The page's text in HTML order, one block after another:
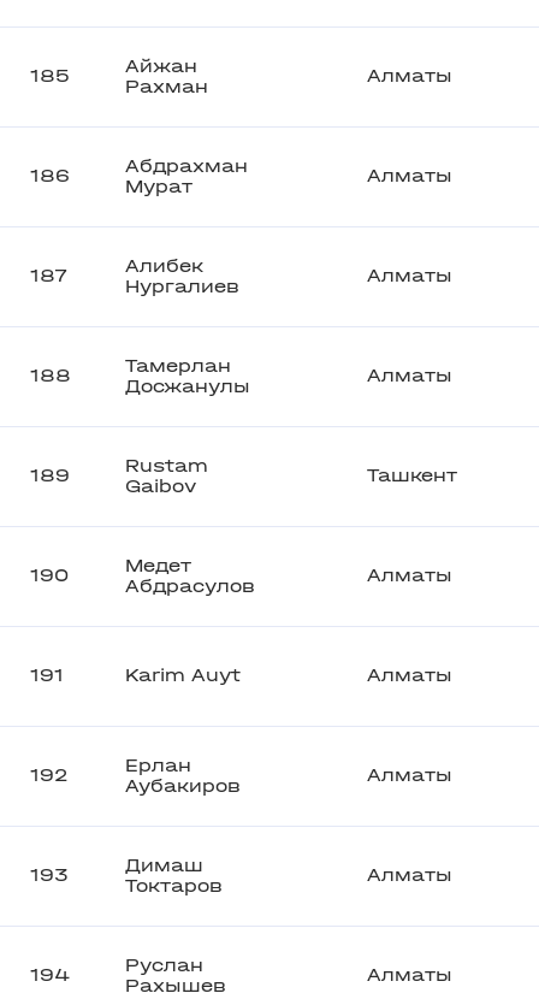
185
Айжан
Рахман
Алматы
186
Абдрахман
Мурат
Алматы
187
Алибек
Нургалиев
Алматы
188
Тамерлан
Досжанулы
Алматы
189
Rustam
Gaibov
Ташкент
190
Медет
Абдрасулов
Алматы
191 Karim Auyt Алматы
192
Ерлан
Аубакиров
Алматы
193
Димаш
Токтаров
Алматы
194
Руслан
Рахышев
Алматы